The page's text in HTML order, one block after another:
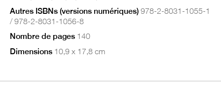
Autres ISBNs (versions numériques) 978-2-8031-1055-1
/ 978-2-8031-1056-8
Nombre de pages 140
Dimensions 10,9 x 17,8 cm